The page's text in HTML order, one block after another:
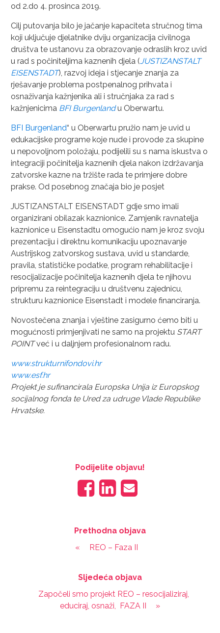
od 2.do 4. prosinca 2019.
Cilj putovanja bilo je jačanje kapaciteta stručnog tima
koji uključuje djelatnike dviju organizacija civilnoga
društva te ustanovu za obrazovanje odraslih kroz uvid
u rad s počiniteljima kaznenih djela (JUSTIZANSTALT
EISENSTADT), razvoj ideja i stjecanje znanja za
rješavanje problema postpenalnog prihvata i
osnaživanja kažnjenika ali i stručnjaka za rad s
kažnjenicima BFI Burgenlandu Oberwartu.
BFI Burgenland“ u Oberwartu pružio nam je uvid u
edukacijske programe koje nude i provode za skupine
u nepovoljnom položaju, podijelili su s nama iskustva o
integraciji počinitelja kaznenih djela nakon izdržavanja
zatvorske kazne na tržište rada te primjere dobre
prakse. Od posebnog značaja bio je posjet
JUSTIZANSTALT EISENSTADT gdje smo imali
organizirani obilazak kaznionice. Zamjenik ravnatelja
kaznionice u Eisenstadtu omogućio nam je kroz svoju
prezentaciju i direktnu komunikaciju upoznavanje
Austrijskog zatvorskog sustava, uvid u standarde,
pravila, statističke podatke, program rehabilitacije i
resocijalizacije počinitelja kaznenih djela te njihovu
pripremu za reintegraciju u društvenu zajednicu,
strukturu kaznionice Eisenstadt i modele financiranja.
Novostečena znanja i vještine zasigurno ćemo biti u
mogućnosti primjenjivati ne samo na projektu START
POINTveć i u daljnjem profesionalnom radu.
www.strukturnifondovi.hr
www.esf.hr
Projekt je sufinancirala Europska Unija iz Europskog
socijalnog fonda te Ured za udruge Vlade Republike
Hrvatske.
Podijelite objavu!
Prethodna objava
«
REO – Faza II
Sljedeća objava
Započeli smo projekt REO – resocijaliziraj,
educiraj, osnaži, FAZA II
»